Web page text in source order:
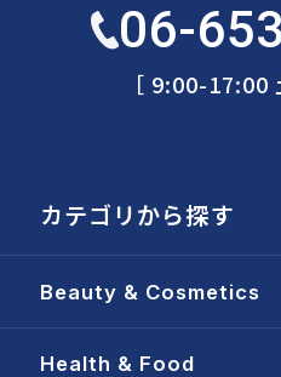
06-
［ 9:00-17:00
カテゴリから探す
Beauty & Cosmetics
Health & Food